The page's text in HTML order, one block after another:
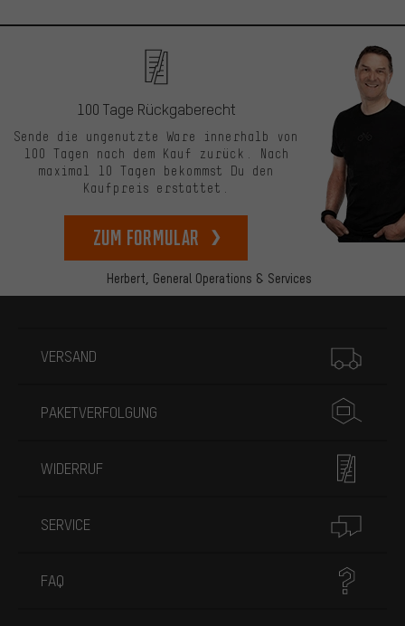
Herbert, General Operations & Services
100 Tage Rückgaberecht
Sende die ungenutzte Ware innerhalb von
100 Tagen nach dem Kauf zurück. Nach
maximal 10 Tagen bekommst Du den
Kaufpreis erstattet.
zum Formular
VERSAND
PAKETVERFOLGUNG
WIDERRUF
SERVICE
FAQ